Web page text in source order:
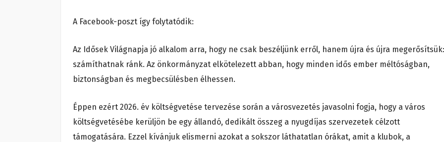
A Facebook-poszt így folytatódik:
Az Idősek Világnapja jó alkalom arra, hogy ne csak beszéljünk erről, hanem újra és újra megerősítsük:
számíthatnak ránk. Az önkormányzat elkötelezett abban, hogy minden idős ember méltóságban,
biztonságban és megbecsülésben élhessen.
Éppen ezért 2026. év költségvetése tervezése során a városvezetés javasolni fogja, hogy a város
költségvetésébe kerüljön be egy állandó, dedikált összeg a nyugdíjas szervezetek célzott
támogatására. Ezzel kívánjuk elismerni azokat a sokszor láthatatlan órákat, amit a klubok, a